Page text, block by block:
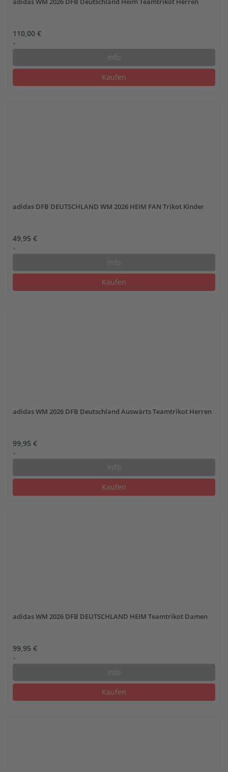
adidas WM 2026 DFB Deutschland Heim Teamtrikot Herren
110,00 €
*
Info
Kaufen
adidas DFB DEUTSCHLAND WM 2026 HEIM FAN Trikot Kinder
49,95 €
*
Info
Kaufen
adidas WM 2026 DFB Deutschland Auswärts Teamtrikot Herren
99,95 €
*
Info
Kaufen
adidas WM 2026 DFB DEUTSCHLAND HEIM Teamtrikot Damen
99,95 €
*
Info
Kaufen